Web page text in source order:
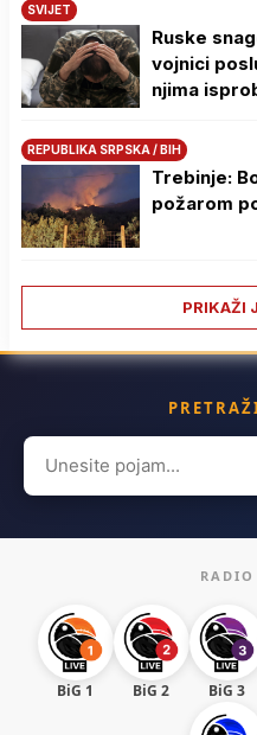
SVIJET
Ruske
vojnici
njima
REPUBLIKA SRPSKA / BIH
Trebinje:
požarom
PRIKAŽI
Search
for:
RADIO
BiG 1 BiG 2 BiG 3